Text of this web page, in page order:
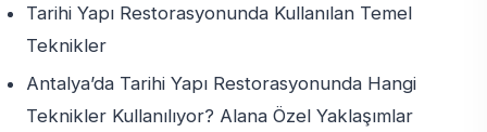
Tarihi Yapı Restorasyonunda Kullanılan Temel
Teknikler
Antalya’da Tarihi Yapı Restorasyonunda Hangi
Teknikler Kullanılıyor? Alana Özel Yaklaşımlar